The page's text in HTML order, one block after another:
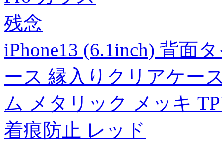
残念
iPhone13 (6.1inch) 背面
ース 縁入りクリアケー
ム メタリック メッキ
着痕防止 レッド